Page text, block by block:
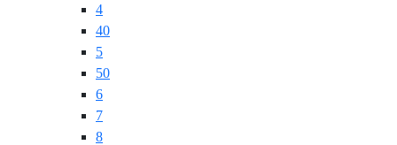
4
40
5
50
6
7
8